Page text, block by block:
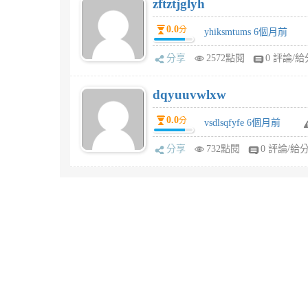
zftztjglyh
0.0分 yhiksmtums 6個月前
分享 2572點閱 0 評論/給
dqyuuvwlxw
0.0分 vsdlsqfyfe 6個月前
分享 732點閱 0 評論/給